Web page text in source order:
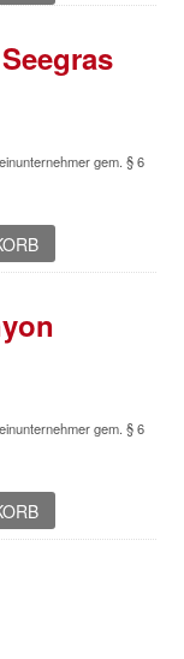
gem. § 6
gem. § 6